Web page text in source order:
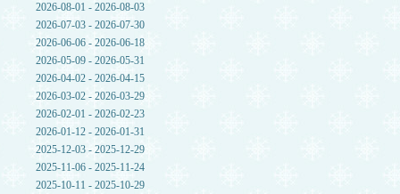
2026-08-01 - 2026-08-03
2026-07-03 - 2026-07-30
2026-06-06 - 2026-06-18
2026-05-09 - 2026-05-31
2026-04-02 - 2026-04-15
2026-03-02 - 2026-03-29
2026-02-01 - 2026-02-23
2026-01-12 - 2026-01-31
2025-12-03 - 2025-12-29
2025-11-06 - 2025-11-24
2025-10-11 - 2025-10-29